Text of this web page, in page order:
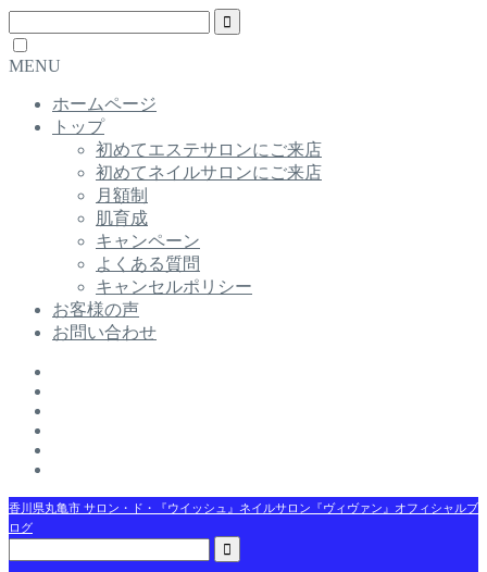
MENU
ホームページ
トップ
初めてエステサロンにご来店
初めてネイルサロンにご来店
月額制
肌育成
キャンペーン
よくある質問
キャンセルポリシー
お客様の声
お問い合わせ
香川県丸亀市 サロン・ド・『ウイッシュ』ネイルサロン『ヴィヴァン』オフィシャルブ
ログ